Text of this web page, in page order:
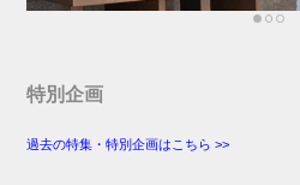
特別企画
過去の特集・特別企画はこちら >>